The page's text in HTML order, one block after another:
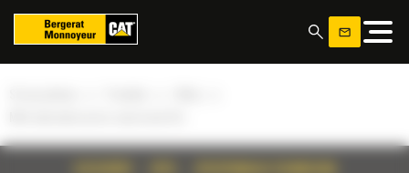
Panel zarządzania plikami cookies